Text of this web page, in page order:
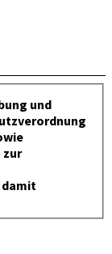
und
zur
damit